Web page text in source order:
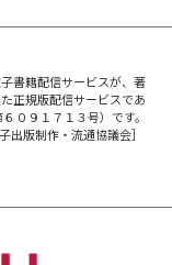
書籍配信サービスが、著
正規版配信サービスであ
０９１７１３号）です。
出版制作・流通協議会］